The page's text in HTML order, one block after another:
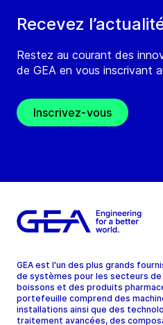
Recevez
Restez au courant des
de GEA en vous inscrivant
Inscrivez-vous
GEA est l'un des plus grands
de systèmes pour les secteurs
boissons et des produits
portefeuille comprend des
installations ainsi que des
traitement avancées, des